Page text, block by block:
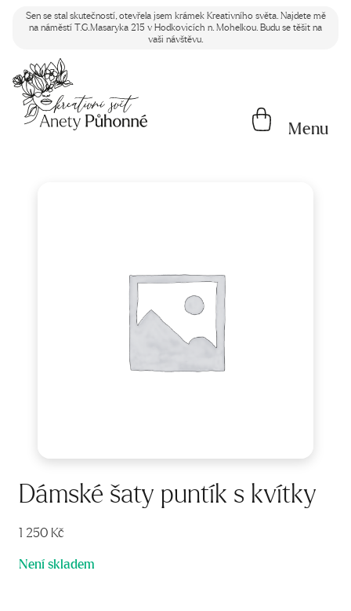
Sen se stal skutečností, otevřela jsem krámek Kreativního světa. Najdete mě
na náměstí T.G.Masaryka 215 v Hodkovicích n. Mohelkou. Budu se těšit na
vaši návštěvu.
Menu
Dámské šaty puntík s kvítky
1 250 Kč
Není skladem